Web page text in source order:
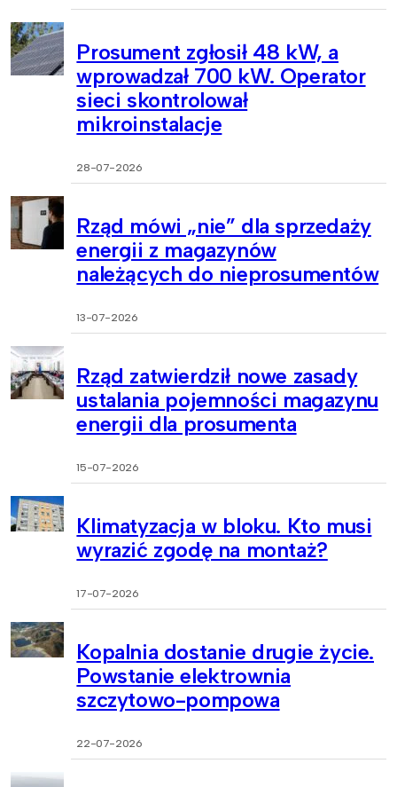
Prosument zgłosił 48 kW, a
wprowadzał 700 kW. Operator
sieci skontrolował
mikroinstalacje
28-07-2026
Rząd mówi „nie” dla sprzedaży
energii z magazynów
należących do nieprosumentów
13-07-2026
Rząd zatwierdził nowe zasady
ustalania pojemności magazynu
energii dla prosumenta
15-07-2026
Klimatyzacja w bloku. Kto musi
wyrazić zgodę na montaż?
17-07-2026
Kopalnia dostanie drugie życie.
Powstanie elektrownia
szczytowo-pompowa
22-07-2026